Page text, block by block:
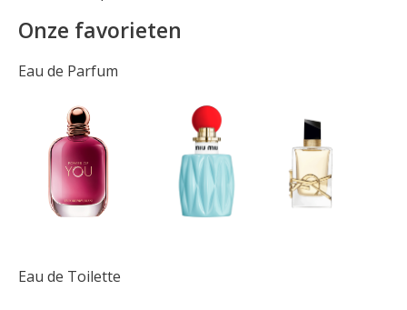
Onze favorieten
Eau de Parfum
Eau de Toilette